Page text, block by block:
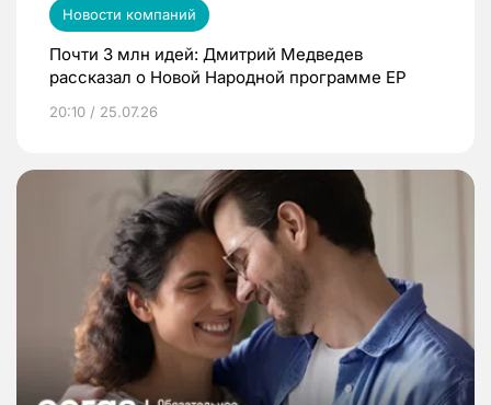
Новости компаний
Почти 3 млн идей: Дмитрий Медведев
рассказал о Новой Народной программе ЕР
20:10 / 25.07.26